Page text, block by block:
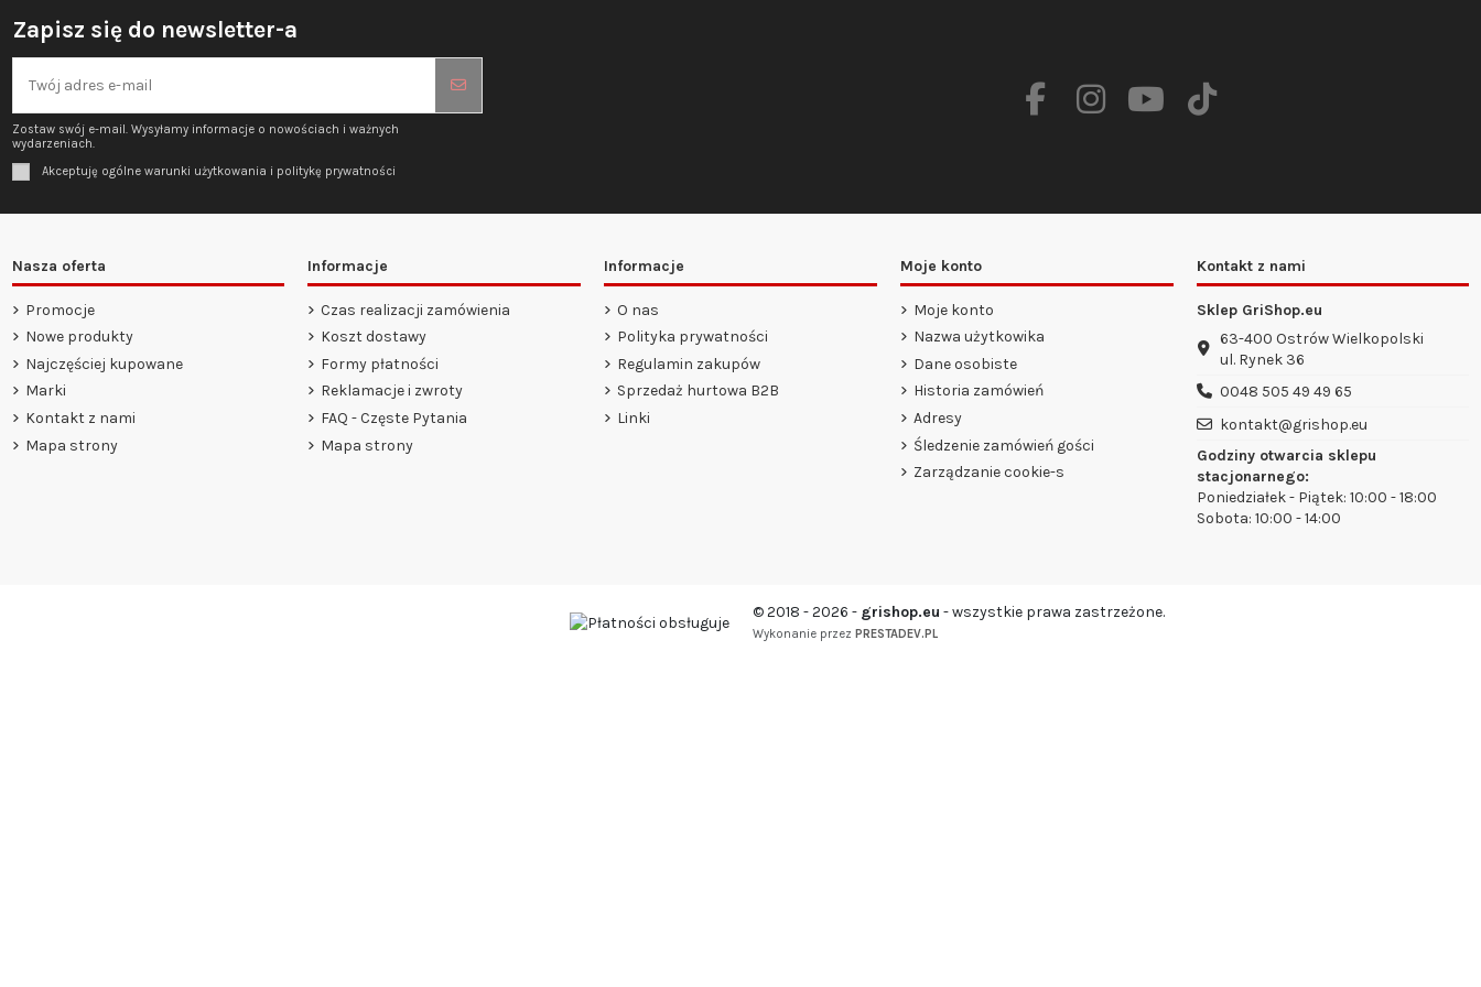
Zapisz się do newsletter-a
Zostaw swój e-mail. Wysyłamy informacje o nowościach i ważnych
wydarzeniach.
Akceptuję ogólne warunki użytkowania i politykę prywatności
Nasza oferta
Promocje
Nowe produkty
Najczęściej kupowane
Marki
Kontakt z nami
Mapa strony
Informacje
Czas realizacji zamówienia
Koszt dostawy
Formy płatności
Reklamacje i zwroty
FAQ - Częste Pytania
Mapa strony
Informacje
O nas
Polityka prywatności
Regulamin zakupów
Sprzedaż hurtowa B2B
Linki
Moje konto
Moje konto
Nazwa użytkowika
Dane osobiste
Historia zamówień
Adresy
Śledzenie zamówień gości
Zarządzanie cookie-s
Kontakt z nami
Sklep GriShop.eu
63-400 Ostrów Wielkopolski
ul. Rynek 36
0048 505 49 49 65
kontakt@grishop.eu
Godziny otwarcia sklepu
stacjonarnego:
Poniedziałek - Piątek: 10:00 - 18:00
Sobota: 10:00 - 14:00
© 2018 - 2026 - grishop.eu - wszystkie prawa zastrzeżone.
Wykonanie przez PRESTADEV.PL